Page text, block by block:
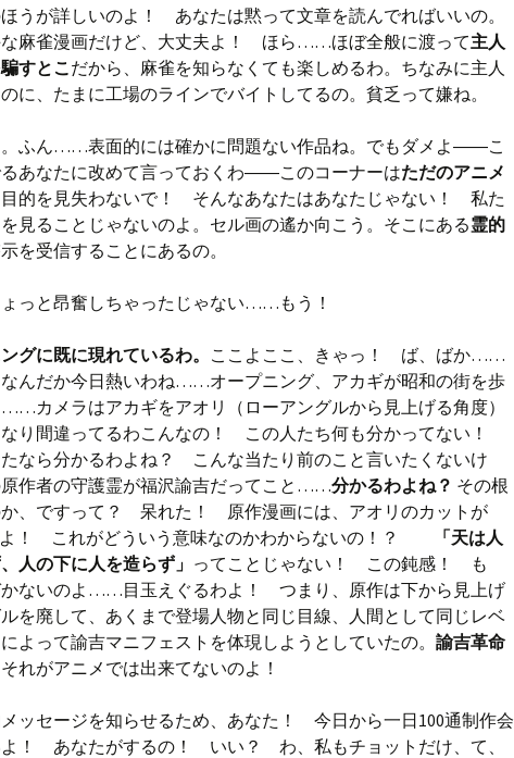
うが詳しいのよ！ あなたは黙って文章を読んでればいいの。
な麻雀漫画だけど、大丈夫よ！ ほら……ほぼ全般に渡って主人
すとこだから、麻雀を知らなくても楽しめるわ。ちなみに主人
に、たまに工場のラインでバイトしてるの。貧乏って嫌ね。
ふん……表面的には確かに問題ない作品ね。でもダメよ――こ
あなたに改めて言っておくわ――このコーナーはただのアニメ
的を見失わないで！ そんなあなたはあなたじゃない！ 私た
見ることじゃないのよ。セル画の遙か向こう。そこにある霊的
を受信することにあるの。
っと昂奮しちゃったじゃない……もう！
グに既に現れているわ。
ここよここ、きゃっ！ ば、ばか……
んだか今日熱いわね……オープニング、アカギが昭和の街を歩
カメラはアカギをアオリ（ローアングルから見上げる角度）
り間違ってるわこんなの！ この人たち何も分かってない！
なら分かるわよね？ こんな当たり前のこと言いたくないけ
作者の守護霊が福沢諭吉だってこと……分かるわよね？ その根
か、ですって？ 呆れた！ 原作漫画には、アオリのカットが
よ！ これがどういう意味なのかわからないの！？
「天は人
人の下に人を造らず」 ってことじゃない！ この鈍感！ も
ないのよ……目玉えぐるわよ！ つまり、原作は下から見上げ
を廃して、あくまで登場人物と同じ目線、人間として同じレベ
よって諭吉マニフェストを体現しようとしていたの。 諭吉革命
れがアニメでは出来てないのよ！
ッセージを知らせるため、あなた！ 今日から一日100通制作会
よ！ あなたがするの！ いい？ わ、私もチョットだけ、て、